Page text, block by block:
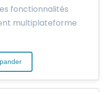
fonctionnalités
multiplateforme